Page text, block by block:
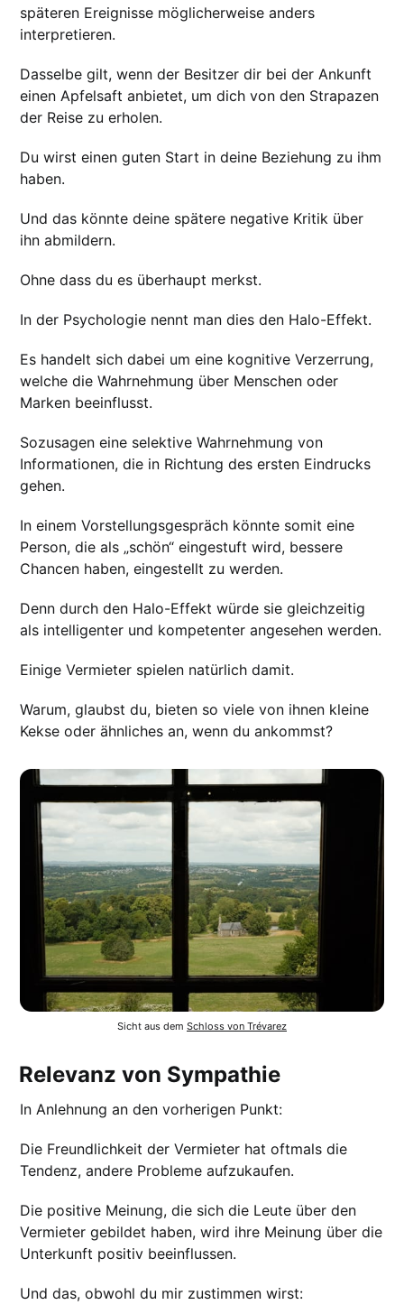
späteren Ereignisse möglicherweise anders
interpretieren.
Dasselbe gilt, wenn der Besitzer dir bei der Ankunft
einen Apfelsaft anbietet, um dich von den Strapazen
der Reise zu erholen.
Du wirst einen guten Start in deine Beziehung zu ihm
haben.
Und das könnte deine spätere negative Kritik über
ihn abmildern.
Ohne dass du es überhaupt merkst.
In der Psychologie nennt man dies den Halo-Effekt.
Es handelt sich dabei um eine kognitive Verzerrung,
welche die Wahrnehmung über Menschen oder
Marken beeinflusst.
Sozusagen eine selektive Wahrnehmung von
Informationen, die in Richtung des ersten Eindrucks
gehen.
In einem Vorstellungsgespräch könnte somit eine
Person, die als „schön“ eingestuft wird, bessere
Chancen haben, eingestellt zu werden.
Denn durch den Halo-Effekt würde sie gleichzeitig
als intelligenter und kompetenter angesehen werden.
Einige Vermieter spielen natürlich damit.
Warum, glaubst du, bieten so viele von ihnen kleine
Kekse oder ähnliches an, wenn du ankommst?
Sicht aus dem Schloss von Trévarez
Relevanz von Sympathie
In Anlehnung an den vorherigen Punkt:
Die Freundlichkeit der Vermieter hat oftmals die
Tendenz, andere Probleme aufzukaufen.
Die positive Meinung, die sich die Leute über den
Vermieter gebildet haben, wird ihre Meinung über die
Unterkunft positiv beeinflussen.
Und das, obwohl du mir zustimmen wirst: